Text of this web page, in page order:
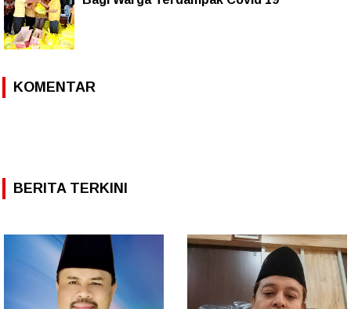
KOMENTAR
BERITA TERKINI